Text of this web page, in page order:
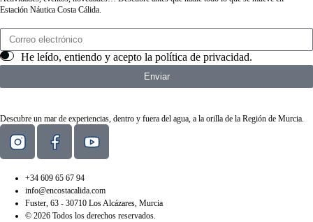
Estación Náutica Costa Cálida.
He leído, entiendo y acepto la política de privacidad.
Enviar
Descubre un mar de experiencias, dentro y fuera del agua, a la orilla de la Región de Murcia.
+34 609 65 67 94
info@encostacalida.com
Fuster, 63 - 30710 Los Alcázares, Murcia
© 2026 Todos los derechos reservados.